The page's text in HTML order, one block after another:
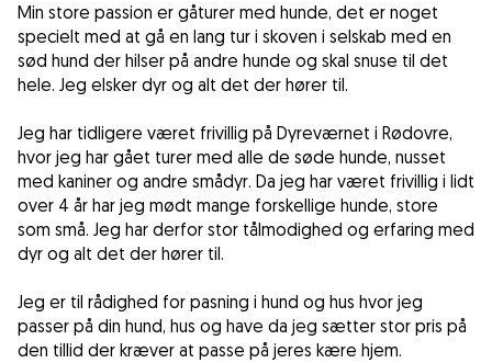
Min store passion er gåturer med hunde, det er noget
specielt med at gå en lang tur i skoven i selskab med en
sød hund der hilser på andre hunde og skal snuse til det
hele. Jeg elsker dyr og alt det der hører til.
Jeg har tidligere været frivillig på Dyreværnet i Rødovre,
hvor jeg har gået turer med alle de søde hunde, nusset
med kaniner og andre smådyr. Da jeg har været frivillig i lidt
over 4 år har jeg mødt mange forskellige hunde, store
som små. Jeg har derfor stor tålmodighed og erfaring med
dyr og alt det der hører til.
Jeg er til rådighed for pasning i hund og hus hvor jeg
passer på din hund, hus og have da jeg sætter stor pris på
den tillid der kræver at passe på jeres kære hjem.